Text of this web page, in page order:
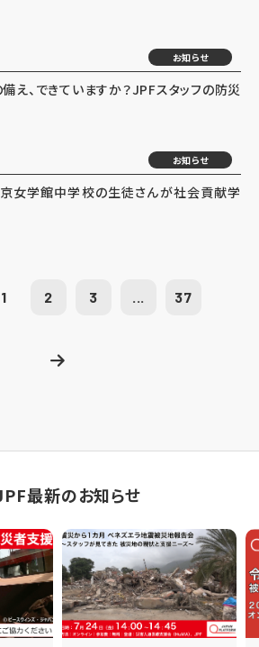
お知らせ
え、できていますか？JPFスタッフの防災
お知らせ
京女学館中学校の生徒さんが社会貢献学
1 2 3 ... 37
最新のお知らせ